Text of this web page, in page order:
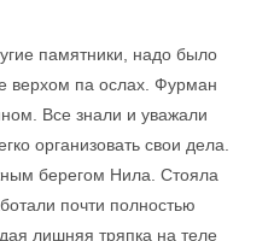
памятники, надо было
верхом па ослах. Фурман
Все знали и уважали
организовать свои дела.
берегом Нила. Стояла
почти полностью
лишняя тряпка на теле